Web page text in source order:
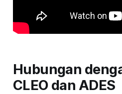
Hubungan
CLEO dan ADES